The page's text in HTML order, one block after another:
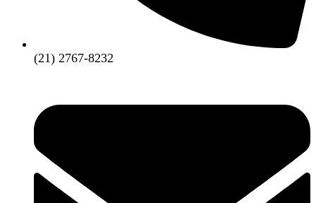
(21) 2767-8232